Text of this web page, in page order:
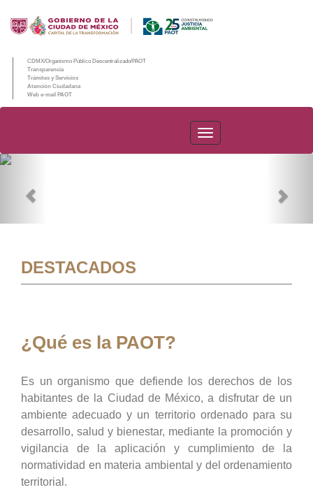
CDMX/Organismo Público Descentralizado/PAOT
Transparencia
Trámites y Servicios
Atención Ciudadana
Web e-mail PAOT
PAOT
DESTACADOS
¿Qué es la PAOT?
Es un organismo que defiende los derechos de los
habitantes de la Ciudad de México, a disfrutar de un
ambiente adecuado y un territorio ordenado para su
desarrollo, salud y bienestar, mediante la promoción y
vigilancia de la aplicación y cumplimiento de la
normatividad en materia ambiental y del ordenamiento
territorial.